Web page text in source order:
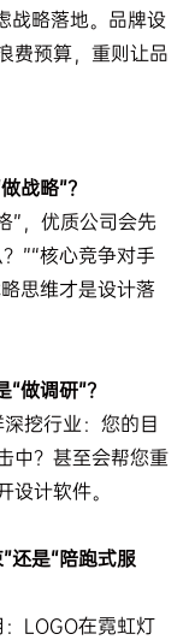
战略落地。品牌设
费预算，重则让品
战略”？
，优质公司会先
”“核心竞争对手
思维才是设计落
做调研”？
挖行业：您的目
中？甚至会帮您重
计软件。
是“陪跑式服
LOGO在霓虹灯